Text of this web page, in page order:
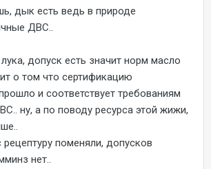
дык есть ведь в природе
ДВС..
допуск есть значит норм масло
о том что сертификацию
и соответствует требованиям
ну, а по поводу ресурса этой жижи,
поменяли, допусков
нет..